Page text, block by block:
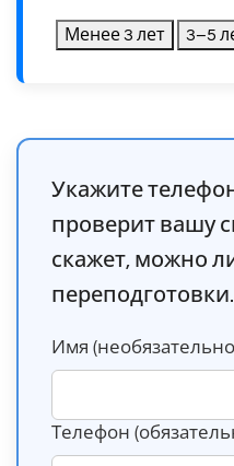
Менее 3 лет 3–5
Укажите
проверит вашу
скажет, можно
переподготовки.
Имя
Телефон